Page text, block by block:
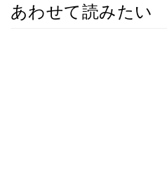
あわせて読みたい